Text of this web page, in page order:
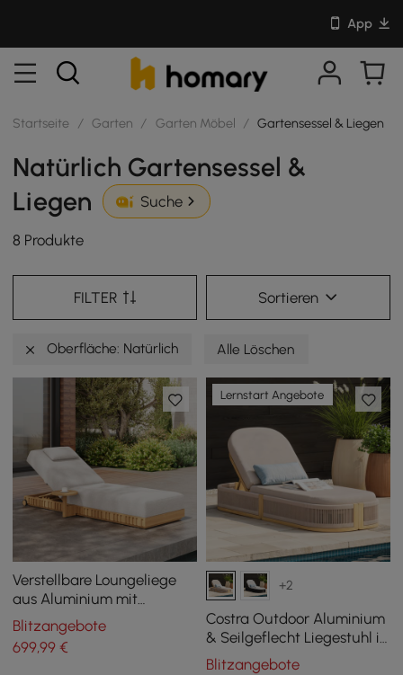
App
Startseite / Garten / Garten Möbel / Gartensessel & Liegen
Natürlich Gartensessel &
Liegen
Suche
8 Produkte
FILTER Sortieren
Oberfläche: Natürlich Alle Löschen
Verstellbare Loungeliege
aus Aluminium mit
Rillenstruktur für den
Außenbereich in Warmweiß
Blitzangebote
699,99 €
Lernstart Angebote
+2
Costra Outdoor Aluminium
& Seilgeflecht Liegestuhl in
Elfenbein
Blitzangebote